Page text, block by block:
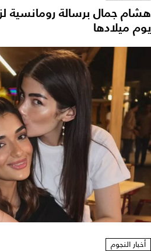
هشام جمال برسالة رومانسية
يوم ميلادها
أخبار النجوم